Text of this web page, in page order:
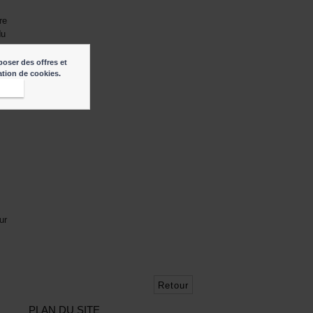
Retour
PLAN DU SITE
des offres et
de cookies.